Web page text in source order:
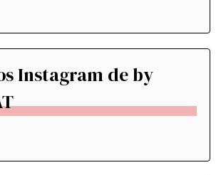
Instagram de by